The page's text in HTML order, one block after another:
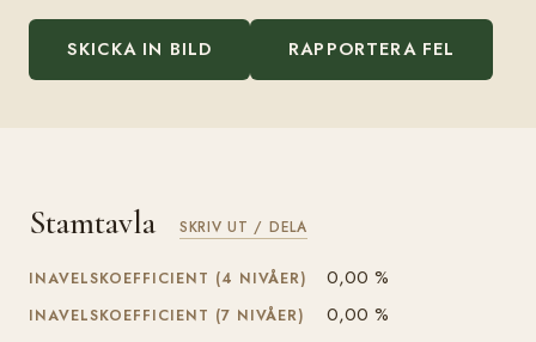
SKICKA IN BILD RAPPORTERA FEL
Stamtavla SKRIV UT / DELA
INAVELSKOEFFICIENT (4 NIVÅER) 0,00 %
INAVELSKOEFFICIENT (7 NIVÅER) 0,00 %